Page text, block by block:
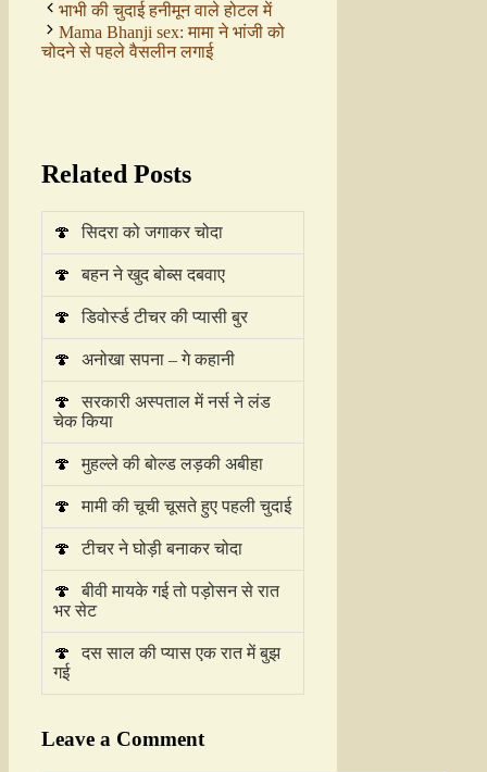
भाभी की चुदाई हनीमून वाले होटल में
Mama Bhanji sex: मामा ने भांजी को
चोदने से पहले वैसलीन लगाई
Related Posts
🍄 सिदरा को जगाकर चोदा
🍄 बहन ने खुद बोब्स दबवाए
🍄 डिवोर्स्ड टीचर की प्यासी बुर
🍄 अनोखा सपना – गे कहानी
🍄
सरकारी अस्पताल में नर्स ने लंड
चेक किया
🍄 मुहल्ले की बोल्ड लड़की अबीहा
🍄 मामी की चूची चूसते हुए पहली चुदाई
🍄 टीचर ने घोड़ी बनाकर चोदा
🍄
बीवी मायके गई तो पड़ोसन से रात
भर सेट
🍄
दस साल की प्यास एक रात में बुझ
गई
Leave a Comment